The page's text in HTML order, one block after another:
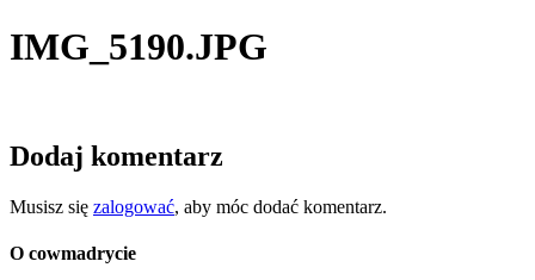
IMG_5190.JPG
Dodaj komentarz
Musisz się zalogować, aby móc dodać komentarz.
O cowmadrycie